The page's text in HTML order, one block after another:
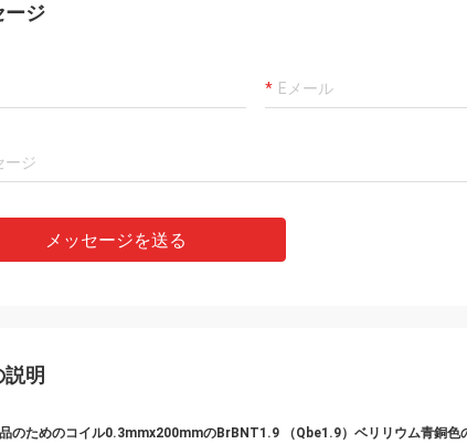
ージ
メッセージを送る
明
のためのコイル0.3mmx200mmのBrBNT1.9 （Qbe1.9）ベリリウム青銅色